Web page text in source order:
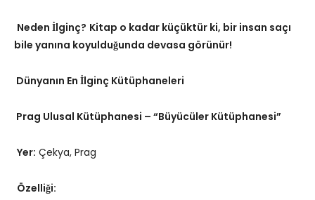
Neden İlginç? Kitap o kadar küçüktür ki, bir insan saçı
bile yanına koyulduğunda devasa görünür!
Dünyanın En İlginç Kütüphaneleri
Prag Ulusal Kütüphanesi – “Büyücüler Kütüphanesi”
Yer: Çekya, Prag
Özelliği: